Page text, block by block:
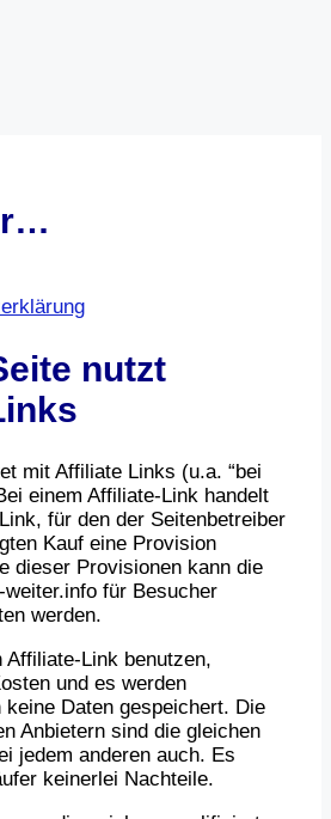
nutzt
mit Affiliate Links (u.a. “bei
einem Affiliate-Link handelt
für den der Seitenbetreiber
Kauf eine Provision
dieser Provisionen kann die
für Besucher
werden.
Affiliate-Link benutzen,
und es werden
Daten gespeichert. Die
Anbietern sind die gleichen
jedem anderen auch. Es
keinerlei Nachteile.